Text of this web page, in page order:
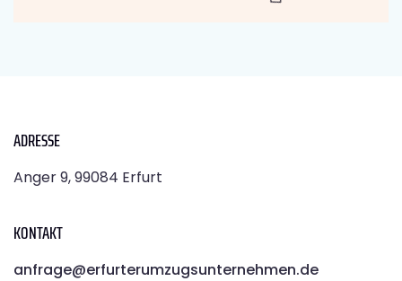
ADRESSE
Anger 9, 99084 Erfurt
KONTAKT
anfrage@erfurterumzugsunternehmen.de